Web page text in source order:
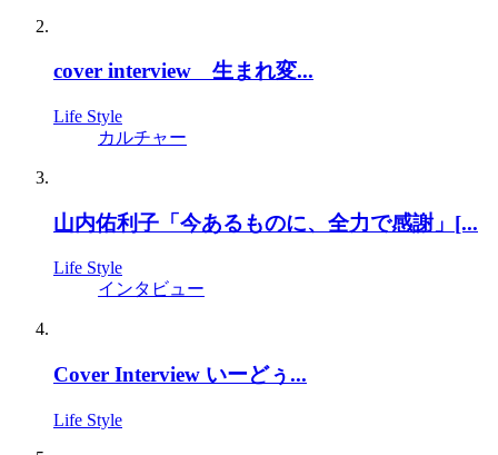
cover interview 生まれ変...
Life Style
カルチャー
山内佑利子「今あるものに、全力で感謝」[...
Life Style
インタビュー
Cover Interview いーどぅ...
Life Style